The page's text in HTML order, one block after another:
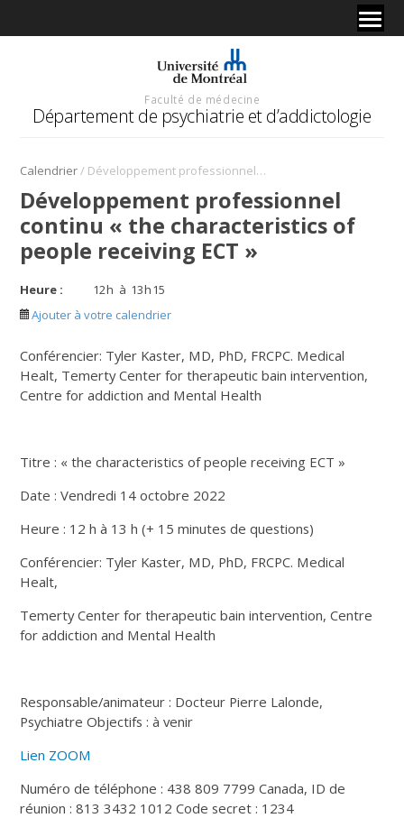
Faculté de médecine
Département de psychiatrie et d’addictologie
Calendrier/ Développement professionnel continu « the characteristics of people receiving ECT »
Développement professionnel
continu « the characteristics of
people receiving ECT »
Heure : 12h à 13h15
Ajouter à votre calendrier
Conférencier: Tyler Kaster, MD, PhD, FRCPC. Medical
Healt, Temerty Center for therapeutic bain intervention,
Centre for addiction and Mental Health
Titre : « the characteristics of people receiving ECT »
Date : Vendredi 14 octobre 2022
Heure : 12 h à 13 h (+ 15 minutes de questions)
Conférencier: Tyler Kaster, MD, PhD, FRCPC. Medical
Healt,
Temerty Center for therapeutic bain intervention, Centre
for addiction and Mental Health
Responsable/animateur : Docteur Pierre Lalonde,
Psychiatre Objectifs : à venir
Lien ZOOM
Numéro de téléphone : 438 809 7799 Canada, ID de
réunion : 813 3432 1012 Code secret : 1234